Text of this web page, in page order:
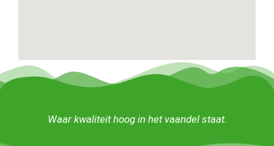
Waar kwaliteit hoog in het vaandel staat.